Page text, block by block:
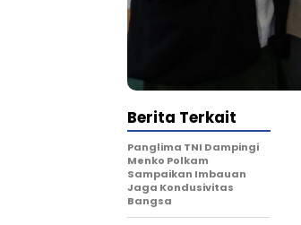
Berita Terkait
Panglima TNI Dampingi
Menko Polkam
Sampaikan Imbauan
Jaga Kondusivitas
Bangsa